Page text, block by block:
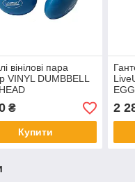
вінілові пара
VINYL DUMBBELL
₴
Купити
2